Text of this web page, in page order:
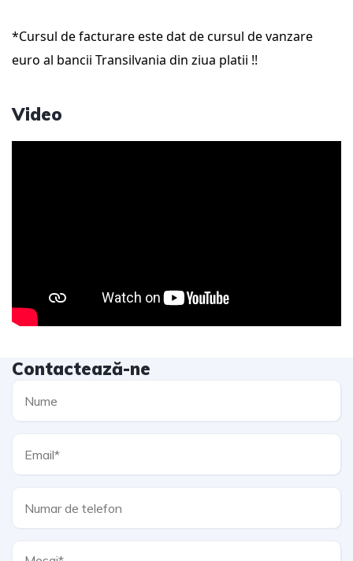
*Cursul de facturare este dat de cursul de vanzare
euro al bancii Transilvania din ziua platii !!
Video
Contactează-ne